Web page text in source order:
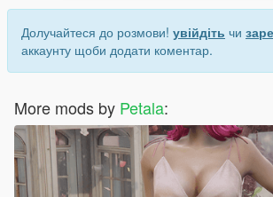
Долучайтеся до розмови! увійдіть чи
аккаунту щоби додати коментар.
More mods by Petala: